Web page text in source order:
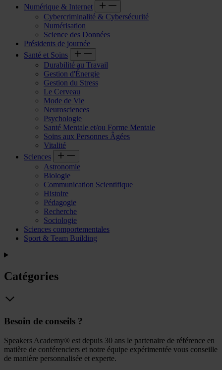
Numérique & Internet
Cybercriminalité & Cybersécurité
Numérisation
Science des Données
Présidents de journée
Santé et Soins
Durabilité au Travail
Gestion d'Énergie
Gestion du Stress
Le Cerveau
Mode de Vie
Neurosciences
Psychologie
Santé Mentale et/ou Forme Mentale
Soins aux Personnes Âgées
Vitalité
Sciences
Astronomie
Biologie
Communication Scientifique
Histoire
Pédagogie
Recherche
Sociologie
Sciences comportementales
Sport & Team Building
Catégories
Besoin de conseils ?
Speakers Academy® est depuis 30 ans le partenaire de référence en
matière de conférenciers et notre équipe expérimentée vous conseille
de manière personnalisée et experte.